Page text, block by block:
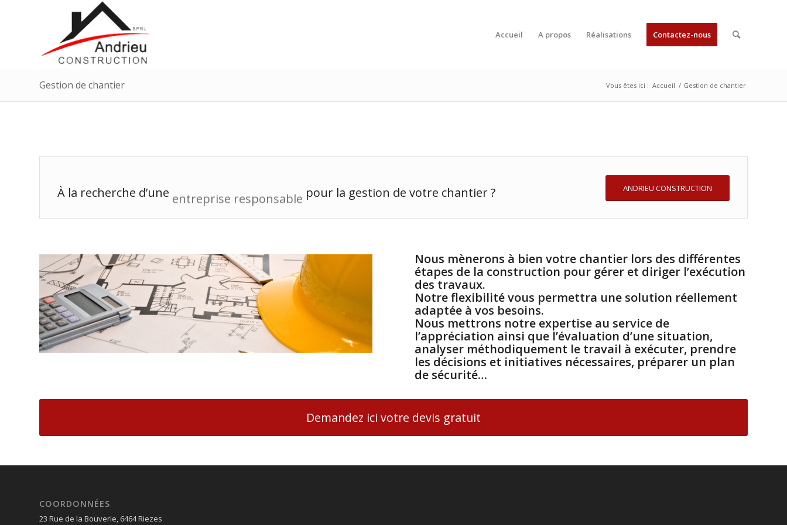
Accueil A propos Réalisations Contactez-nous
Gestion de chantier Vous êtes ici : Accueil / Gestion de chantier
À la recherche d’une
pour la gestion de votre chantier ?
ANDRIEU CONSTRUCTION
Nous mènerons à bien votre chantier lors des différentes
étapes de la construction pour gérer et diriger l’exécution
des travaux.
Notre flexibilité vous permettra une solution réellement
adaptée à vos besoins.
Nous mettrons notre expertise au service de
l’appréciation ainsi que l’évaluation d’une situation,
analyser méthodiquement le travail à exécuter, prendre
les décisions et initiatives nécessaires, préparer un plan
de sécurité…
Demandez ici votre devis gratuit
COORDONNÉES
23 Rue de la Bouverie, 6464 Riezes